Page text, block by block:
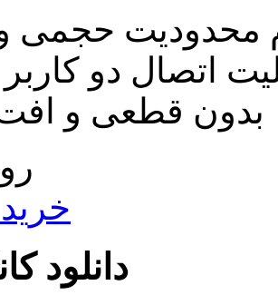
محدودیت
اتصال دو
بدون قطعی و
3
دانلود